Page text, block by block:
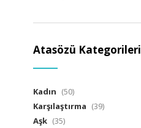
Atasözü Kategorileri
Kadın (50)
Karşılaştırma (39)
Aşk (35)